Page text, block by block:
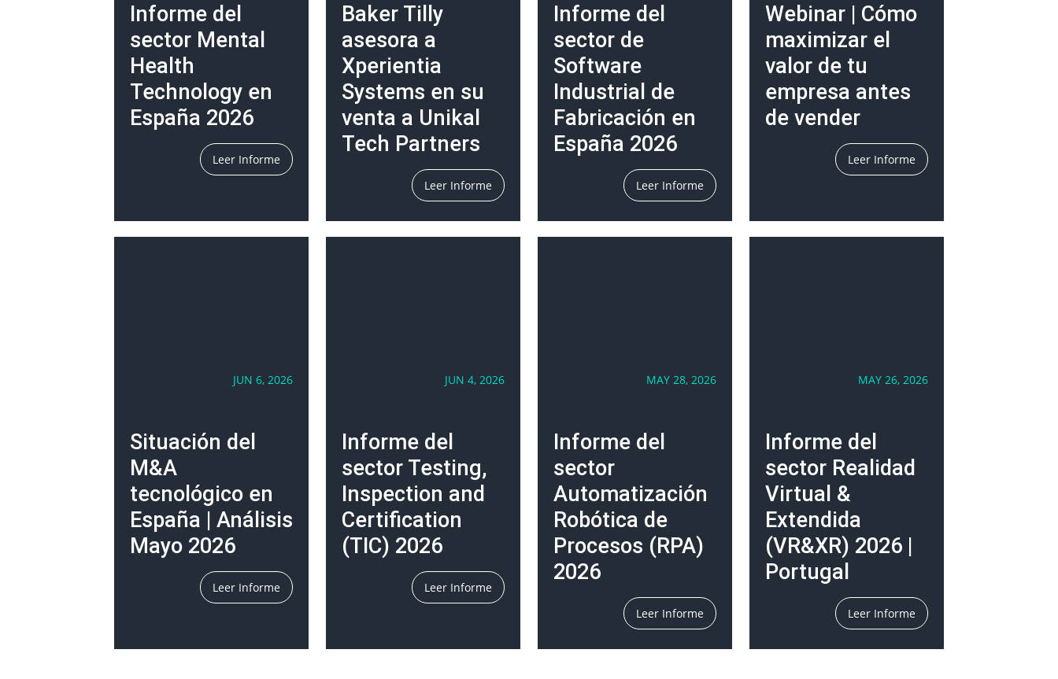
Informe del
sector Mental
Health
Technology en
España 2026
Leer Informe
Baker Tilly
asesora a
Xperientia
Systems en su
venta a Unikal
Tech Partners
Leer Informe
Informe del
sector de
Software
Industrial de
Fabricación en
España 2026
Leer Informe
Webinar | Cómo
maximizar el
valor de tu
empresa antes
de vender
Leer Informe
JUN 6, 2026
Situación del
M&A
tecnológico en
España | Análisis
Mayo 2026
Leer Informe
JUN 4, 2026
Informe del
sector Testing,
Inspection and
Certification
(TIC) 2026
Leer Informe
MAY 28, 2026
Informe del
sector
Automatización
Robótica de
Procesos (RPA)
2026
Leer Informe
MAY 26, 2026
Informe del
sector Realidad
Virtual &
Extendida
(VR&XR) 2026 |
Portugal
Leer Informe